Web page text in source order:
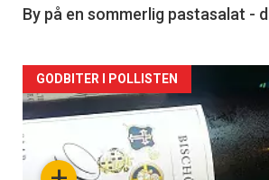
5
By på en sommerlig pastasalat -
Forsiden
akkurat
nå
GODBITER I POLLISTEN